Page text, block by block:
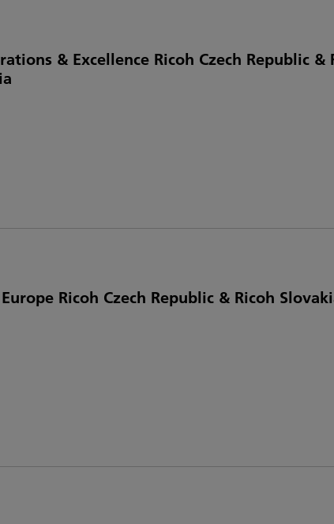
& Excellence Ricoh Czech Republic &
Ricoh Czech Republic & Ricoh